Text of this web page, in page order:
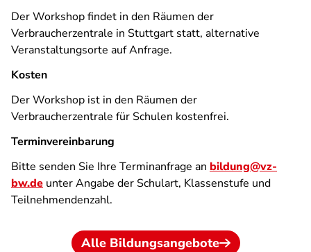
Der Workshop findet in den Räumen der
Verbraucherzentrale in Stuttgart statt, alternative
Veranstaltungsorte auf Anfrage.
Kosten
Der Workshop ist in den Räumen der
Verbraucherzentrale für Schulen kostenfrei.
Terminvereinbarung
Bitte senden Sie Ihre Terminanfrage an bildung@vz-
bw.de unter Angabe der Schulart, Klassenstufe und
Teilnehmendenzahl.
Alle Bildungsangebote